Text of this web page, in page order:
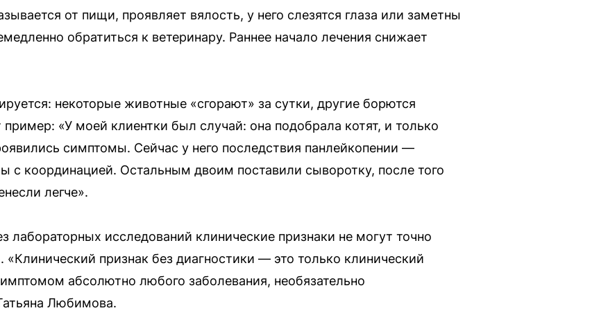
от пищи, проявляет вялость, у него слезятся глаза или заметны
обратиться к ветеринару. Раннее начало лечения снижает
некоторые животные «сгорают» за сутки, другие борются
«У моей клиентки был случай: она подобрала котят, и только
симптомы. Сейчас у него последствия панлейкопении —
с координацией. Остальным двоим поставили сыворотку, после того
легче».
лабораторных исследований клинические признаки не могут точно
«Клинический признак без диагностики — это только клинический
абсолютно любого заболевания, необязательно
Любимова.